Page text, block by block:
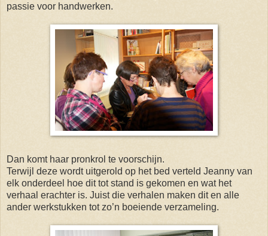
passie voor handwerken.
Dan komt haar pronkrol te voorschijn.
Terwijl deze wordt uitgerold op het bed verteld Jeanny van
elk onderdeel hoe dit tot stand is gekomen en wat het
verhaal erachter is. Juist die verhalen maken dit en alle
ander werkstukken tot zo’n boeiende verzameling.